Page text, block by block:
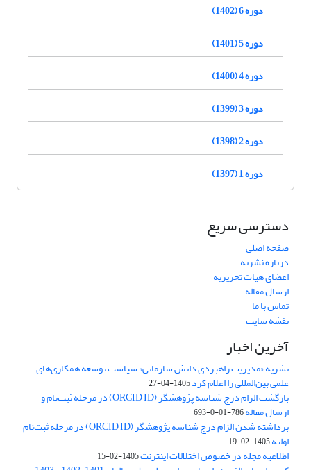
دوره 6 (1402)
دوره 5 (1401)
دوره 4 (1400)
دوره 3 (1399)
دوره 2 (1398)
دوره 1 (1397)
دسترسی سریع
صفحه اصلی
درباره نشریه
اعضای هیات تحریریه
ارسال مقاله
تماس با ما
نقشه سایت
آخرین اخبار
نشریه «مدیریت راهبردی دانش سازمانی» سیاست توسعه همکاری‌های
علمی بین‌المللی را اعلام کرد1405-04-27
بازگشت الزام درج شناسه پژوهشگر (ORCID ID) در مرحله ثبت‌نام و
ارسال مقاله786-01-0-693
برداشته شدن الزام درج شناسه پژوهشگر (ORCID ID) در مرحله ثبت‌نام
اولیه1405-02-19
اطلاعیه مجله در خصوص اختلالات اینترنت1405-02-15